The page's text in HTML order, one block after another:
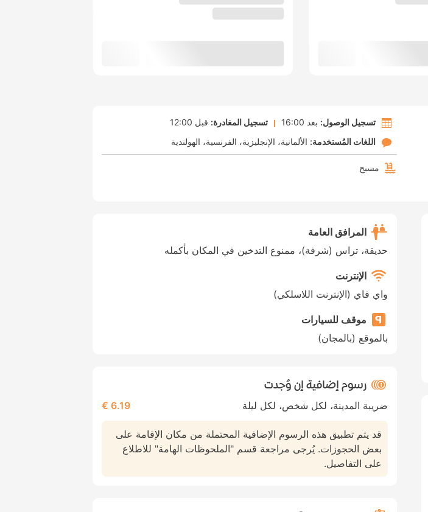
تسجيل الوصول: بعد 16:00 تسجيل المغادرة: قبل 12:00
اللغات المُستخدمة: الألمانية الإنجليزية الفرنسية الهولندية
مسبح
المرافق العامة
حديقة، تراس (شرفة)، ممنوع التدخين في المكان بأكمله
الإنترنت
واي فاي (الإنترنت اللاسلكي)
موقف للسيارات
بالموقع (بالمجان)
رسوم إضافية إن وُجدت
ضريبة المدينة، لكل شخص، لكل ليلة 6.19 €
قد يتم تطبيق هذه الرسوم الإضافية المحتملة من مكان الإقامة على
بعض الحجوزات. يُرجى مراجعة قسم "الملحوظات الهامة" للاطلاع
على التفاصيل.